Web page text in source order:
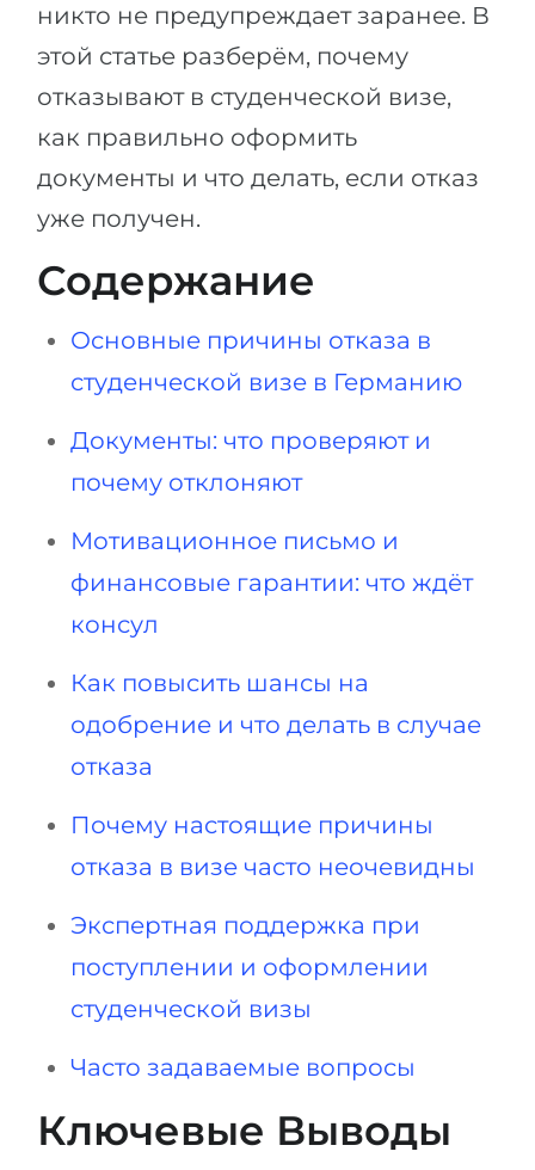
никто не предупреждает заранее. В
этой статье разберём, почему
отказывают в студенческой визе,
как правильно оформить
документы и что делать, если отказ
уже получен.
Содержание
Основные причины отказа в
студенческой визе в Германию
Документы: что проверяют и
почему отклоняют
Мотивационное письмо и
финансовые гарантии: что ждёт
консул
Как повысить шансы на
одобрение и что делать в случае
отказа
Почему настоящие причины
отказа в визе часто неочевидны
Экспертная поддержка при
поступлении и оформлении
студенческой визы
Часто задаваемые вопросы
Ключевые Выводы